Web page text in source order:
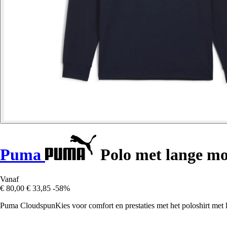
Puma Polo met lange
Vanaf
€ 80,00 € 33,85 -58%
Puma CloudspunKies voor comfort en prestaties met het poloshirt